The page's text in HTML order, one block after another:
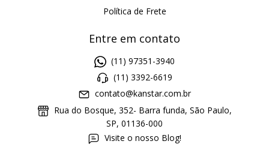
Política de Frete
Entre em contato
(11) 97351-3940
(11) 3392-6619
contato@kanstar.com.br
Rua do Bosque, 352- Barra funda, São Paulo,
SP, 01136-000
Visite o nosso Blog!